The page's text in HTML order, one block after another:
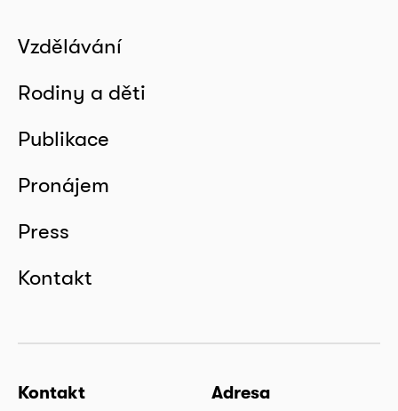
Vzdělávání
Rodiny a děti
Publikace
Pronájem
Press
Kontakt
Kontakt Adresa